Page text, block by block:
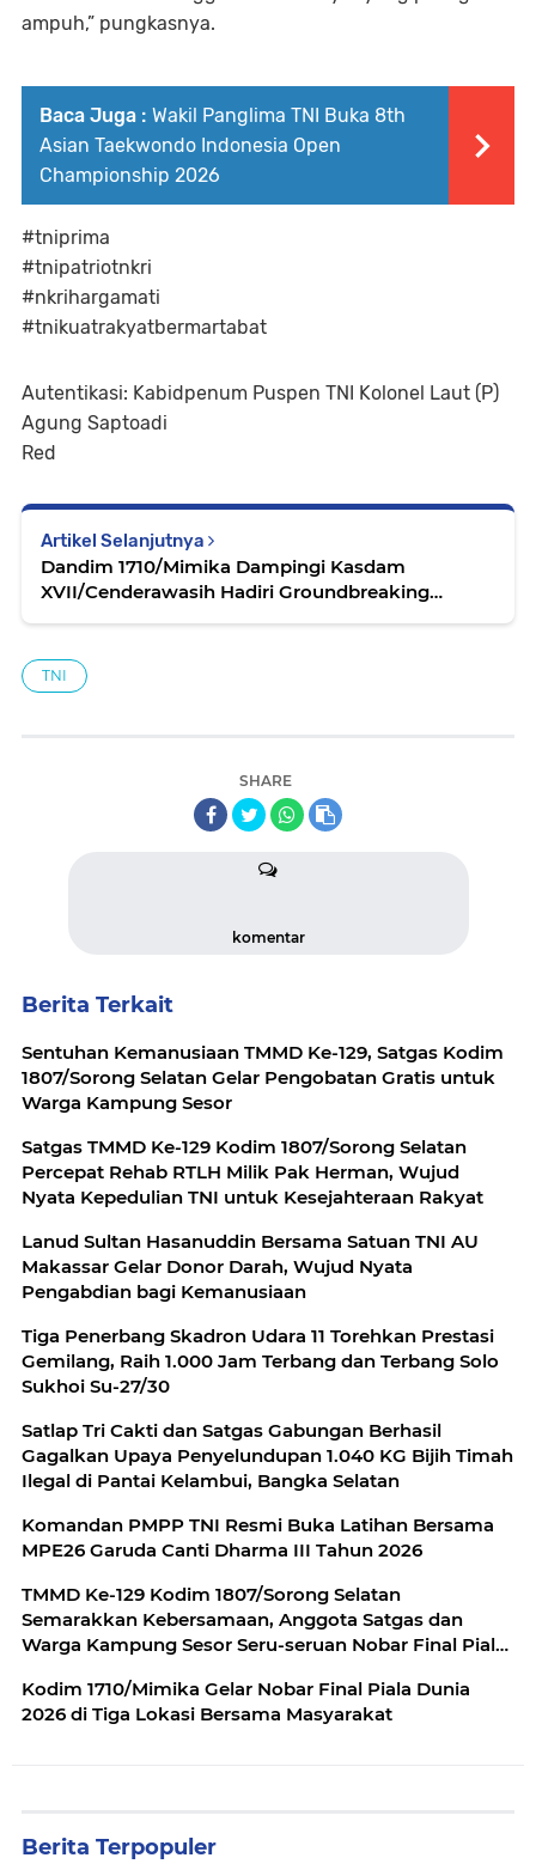
ampuh,” pungkasnya.
Baca Juga : Wakil Panglima TNI Buka 8th
Asian Taekwondo Indonesia Open
Championship 2026
#tniprima
#tnipatriotnkri
#nkrihargamati
#tnikuatrakyatbermartabat
Autentikasi: Kabidpenum Puspen TNI Kolonel Laut (P)
Agung Saptoadi
Red
Artikel Selanjutnya
Dandim 1710/Mimika Dampingi Kasdam
XVII/Cenderawasih Hadiri Groundbreaking
TNI
SHARE
komentar
Berita Terkait
Sentuhan Kemanusiaan TMMD Ke-129, Satgas Kodim
1807/Sorong Selatan Gelar Pengobatan Gratis untuk
Warga Kampung Sesor
Satgas TMMD Ke-129 Kodim 1807/Sorong Selatan
Percepat Rehab RTLH Milik Pak Herman, Wujud
Nyata Kepedulian TNI untuk Kesejahteraan Rakyat
Lanud Sultan Hasanuddin Bersama Satuan TNI AU
Makassar Gelar Donor Darah, Wujud Nyata
Pengabdian bagi Kemanusiaan
Tiga Penerbang Skadron Udara 11 Torehkan Prestasi
Gemilang, Raih 1.000 Jam Terbang dan Terbang Solo
Sukhoi Su-27/30
Satlap Tri Cakti dan Satgas Gabungan Berhasil
Gagalkan Upaya Penyelundupan 1.040 KG Bijih Timah
Ilegal di Pantai Kelambui, Bangka Selatan
Komandan PMPP TNI Resmi Buka Latihan Bersama
MPE26 Garuda Canti Dharma III Tahun 2026
TMMD Ke-129 Kodim 1807/Sorong Selatan
Semarakkan Kebersamaan, Anggota Satgas dan
Warga Kampung Sesor Seru-seruan Nobar Final Piala
Kodim 1710/Mimika Gelar Nobar Final Piala Dunia
2026 di Tiga Lokasi Bersama Masyarakat
Berita Terpopuler